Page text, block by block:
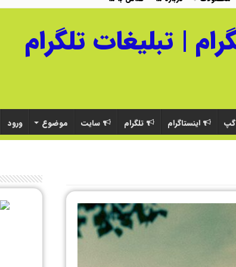
گپ اینستاگرام تلگرام سایت موضوع ورود